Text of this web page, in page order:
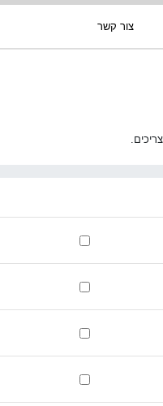
צור קשר